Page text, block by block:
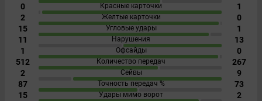
Красные карточки
0 1
Желтые карточки
2 0
Угловые удары
15 1
Нарушения
11 13
Офсайды
1 0
Количество передач
512 267
Сейвы
2 9
Точность передач %
87 73
Удары мимо ворот
15 2